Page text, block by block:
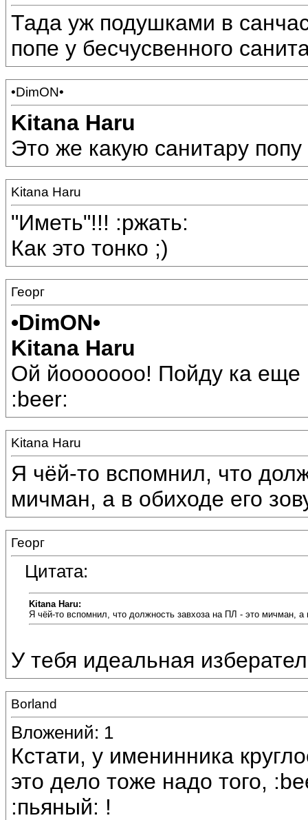
Тада уж подушками в
попе у бесчусвенного
•DimON•
Kitana Haru
Это же какую санитару
Kitana Haru
"Иметь"!!! :ржать:
Как это тонко ;)
Георг
•DimON•
Kitana Haru
Ой йооооооо! Пойду ка еще
:beer:
Kitana Haru
Я чёй-то вспомнил, что
мичман, а в обиходе его
Георг
Цитата:
Kitana Haru:
Я чёй-то вспомнил, что должность завхоза на ПЛ - это мичман, а
У тебя идеальная
Borland
Вложений: 1
Кстати, у именинника
это дело тоже надо того,
:пьяный: !